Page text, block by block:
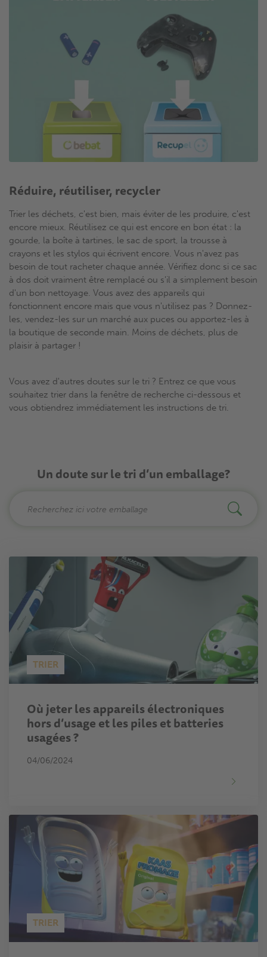
Réduire, réutiliser, recycler
Trier les déchets, c'est bien, mais éviter de les produire, c'est
encore mieux. Réutilisez ce qui est encore en bon état : la
gourde, la boîte à tartines, le sac de sport, la trousse à
crayons et les stylos qui écrivent encore. Vous n'avez pas
besoin de tout racheter chaque année. Vérifiez donc si ce sac
à dos doit vraiment être remplacé ou s'il a simplement besoin
d'un bon nettoyage. Vous avez des appareils qui
fonctionnent encore mais que vous n'utilisez pas ? Donnez-
les, vendez-les sur un marché aux puces ou apportez-les à
la boutique de seconde main. Moins de déchets, plus de
plaisir à partager !
Vous avez d'autres doutes sur le tri ? Entrez ce que vous
souhaitez trier dans la fenêtre de recherche ci-dessous et
vous obtiendrez immédiatement les instructions de tri.
Un doute sur le tri d’un emballage?
TRIER
Où jeter les appareils électroniques
hors d’usage et les piles et batteries
usagées ?
04/06/2024
TRIER